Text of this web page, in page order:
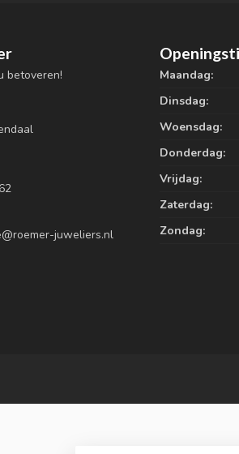
betoveren!
juweliers.nl
Maandag:
Dinsdag:
Woensdag:
Donderdag:
Vrijdag:
Zaterdag:
Zondag: